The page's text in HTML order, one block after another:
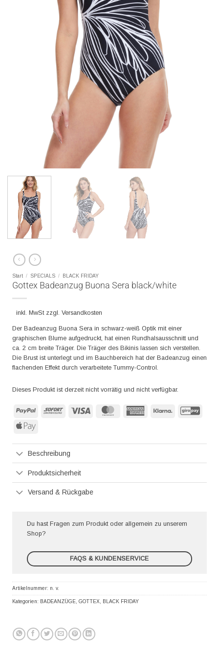
Start / SPECIALS / BLACK FRIDAY
Gottex Badeanzug Buona Sera black/white
inkl. MwSt zzgl. Versandkosten
Der Badeanzug Buona Sera in schwarz-weiß Optik mit einer
graphischen Blume aufgedruckt, hat einen Rundhalsausschnitt und
ca. 2 cm breite Träger. Die Träger des Bikinis lassen sich verstellen.
Die Brust ist unterlegt und im Bauchbereich hat der Badeanzug einen
flachenden Effekt durch verarbeitete Tummy-Control.
Dieses Produkt ist derzeit nicht vorrätig und nicht verfügbar.
PayPal Sofort MasterCard American
Klarna
Apple
Beschreibung
Produktsicherheit
Versand & Rückgabe
Du hast Fragen zum Produkt oder allgemein zu unserem
Shop?
FAQS & KUNDENSERVICE
Artikelnummer: n. v.
Kategorien: BADEANZÜGE GOTTEX BLACK FRIDAY